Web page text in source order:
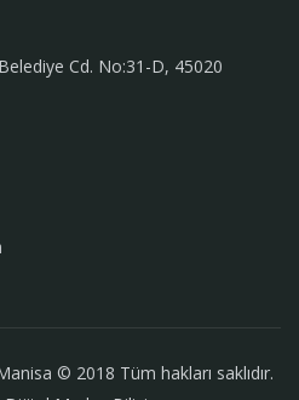
Cd. No:31-D, 45020
© 2018 Tüm hakları saklıdır.